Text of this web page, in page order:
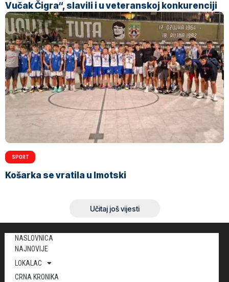
Vučak Čigra“, slavili i u veteranskoj konkurenciji
SPORT
Košarka se vratila u Imotski
Učitaj još vijesti
NASLOVNICA
NAJNOVIJE
LOKALAC
CRNA KRONIKA